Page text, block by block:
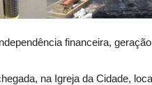
financeira,
na Igreja da Cidade,